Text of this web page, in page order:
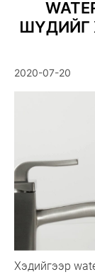
ШҮДИЙГ
2020-07-20
Хэдийгээр